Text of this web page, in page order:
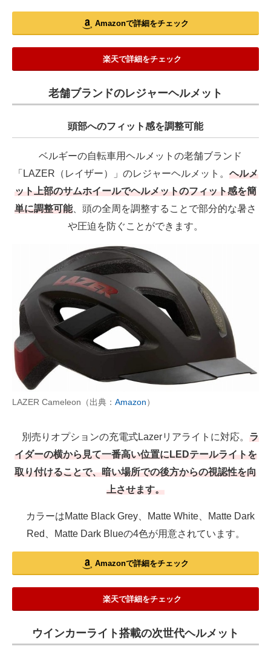
Amazonで詳細をチェック
楽天で詳細をチェック
老舗ブランドのレジャーヘルメット
頭部へのフィット感を調整可能
ベルギーの自転車用ヘルメットの老舗ブランド
「LAZER（レイザー）」のレジャーヘルメット。 ヘルメ
ット上部のサムホイールでヘルメットのフィット感を簡
単に調整可能、頭の全周を調整することで部分的な暑さ
や圧迫を防ぐことができます。
LAZER Cameleon（出典： Amazon）
別売りオプションの充電式Lazerリアライトに対応。 ラ
イダーの横から見て一番高い位置にLEDテールライトを
取り付けることで、暗い場所での後方からの視認性を向
上させます。
カラーはMatte Black Grey、Matte White、Matte Dark
Red、Matte Dark Blueの4色が用意されています。
Amazonで詳細をチェック
楽天で詳細をチェック
ウインカーライト搭載の次世代ヘルメット